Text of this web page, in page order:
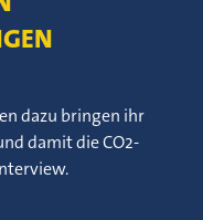
dazu bringen ihr
damit die CO2-